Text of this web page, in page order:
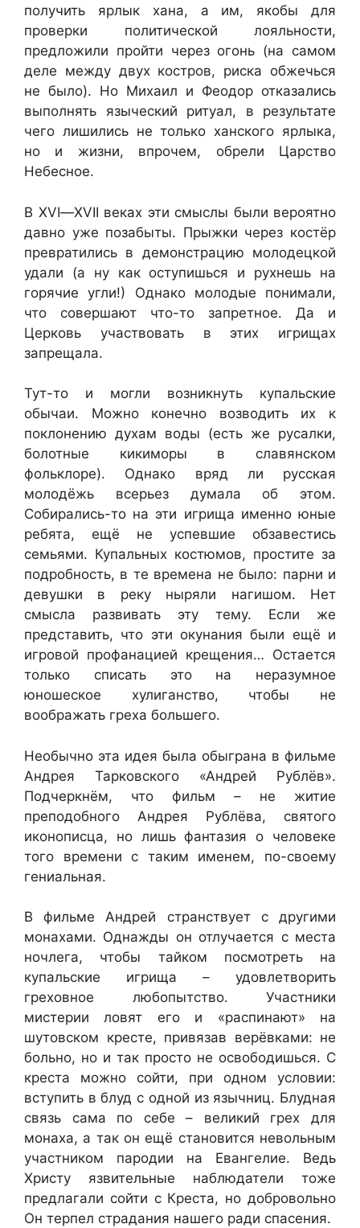
получить ярлык хана, а им, якобы для
проверки политической лояльности,
предложили пройти через огонь (на самом
деле между двух костров, риска обжечься
не было). Но Михаил и Феодор отказались
выполнять языческий ритуал, в результате
чего лишились не только ханского ярлыка,
но и жизни, впрочем, обрели Царство
Небесное.
В XVI—XVII веках эти смыслы были вероятно
давно уже позабыты. Прыжки через костёр
превратились в демонстрацию молодецкой
удали (а ну как оступишься и рухнешь на
горячие угли!) Однако молодые понимали,
что совершают что-то запретное. Да и
Церковь участвовать в этих игрищах
запрещала.
Тут-то и могли возникнуть купальские
обычаи. Можно конечно возводить их к
поклонению духам воды (есть же русалки,
болотные кикиморы в славянском
фольклоре). Однако вряд ли русская
молодёжь всерьез думала об этом.
Собирались-то на эти игрища именно юные
ребята, ещё не успевшие обзавестись
семьями. Купальных костюмов, простите за
подробность, в те времена не было: парни и
девушки в реку ныряли нагишом. Нет
смысла развивать эту тему. Если же
представить, что эти окунания были ещё и
игровой профанацией крещения… Остается
только списать это на неразумное
юношеское хулиганство, чтобы не
воображать греха большего.
Необычно эта идея была обыграна в фильме
Андрея Тарковского «Андрей Рублёв».
Подчеркнём, что фильм – не житие
преподобного Андрея Рублёва, святого
иконописца, но лишь фантазия о человеке
того времени с таким именем, по-своему
гениальная.
В фильме Андрей странствует с другими
монахами. Однажды он отлучается с места
ночлега, чтобы тайком посмотреть на
купальские игрища – удовлетворить
греховное любопытство. Участники
мистерии ловят его и «распинают» на
шутовском кресте, привязав верёвками: не
больно, но и так просто не освободишься. С
креста можно сойти, при одном условии:
вступить в блуд с одной из язычниц. Блудная
связь сама по себе – великий грех для
монаха, а так он ещё становится невольным
участником пародии на Евангелие. Ведь
Христу язвительные наблюдатели тоже
предлагали сойти с Креста, но добровольно
Он терпел страдания нашего ради спасения.